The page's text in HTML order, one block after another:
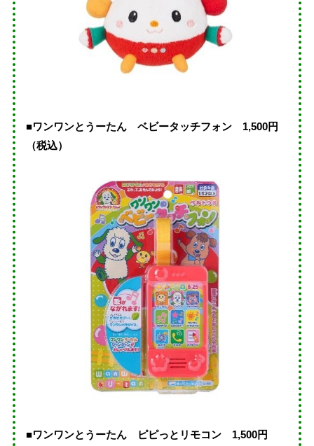
■ワンワンとうーたん ベビータッチフォン 1,500円
（税込）
■ワンワンとうーたん ピピっとリモコン 1,500円